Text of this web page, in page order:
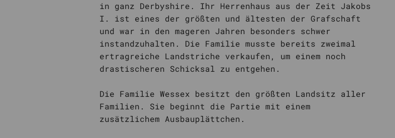
in ganz Derbyshire. Ihr Herrenhaus aus der Zeit Jakobs
I. ist eines der größten und ältesten der Grafschaft
und war in den mageren Jahren besonders schwer
instandzuhalten. Die Familie musste bereits zweimal
ertragreiche Landstriche verkaufen, um einem noch
drastischeren Schicksal zu entgehen.
Die Familie Wessex besitzt den größten Landsitz aller
Familien. Sie beginnt die Partie mit einem
zusätzlichem Ausbauplättchen.